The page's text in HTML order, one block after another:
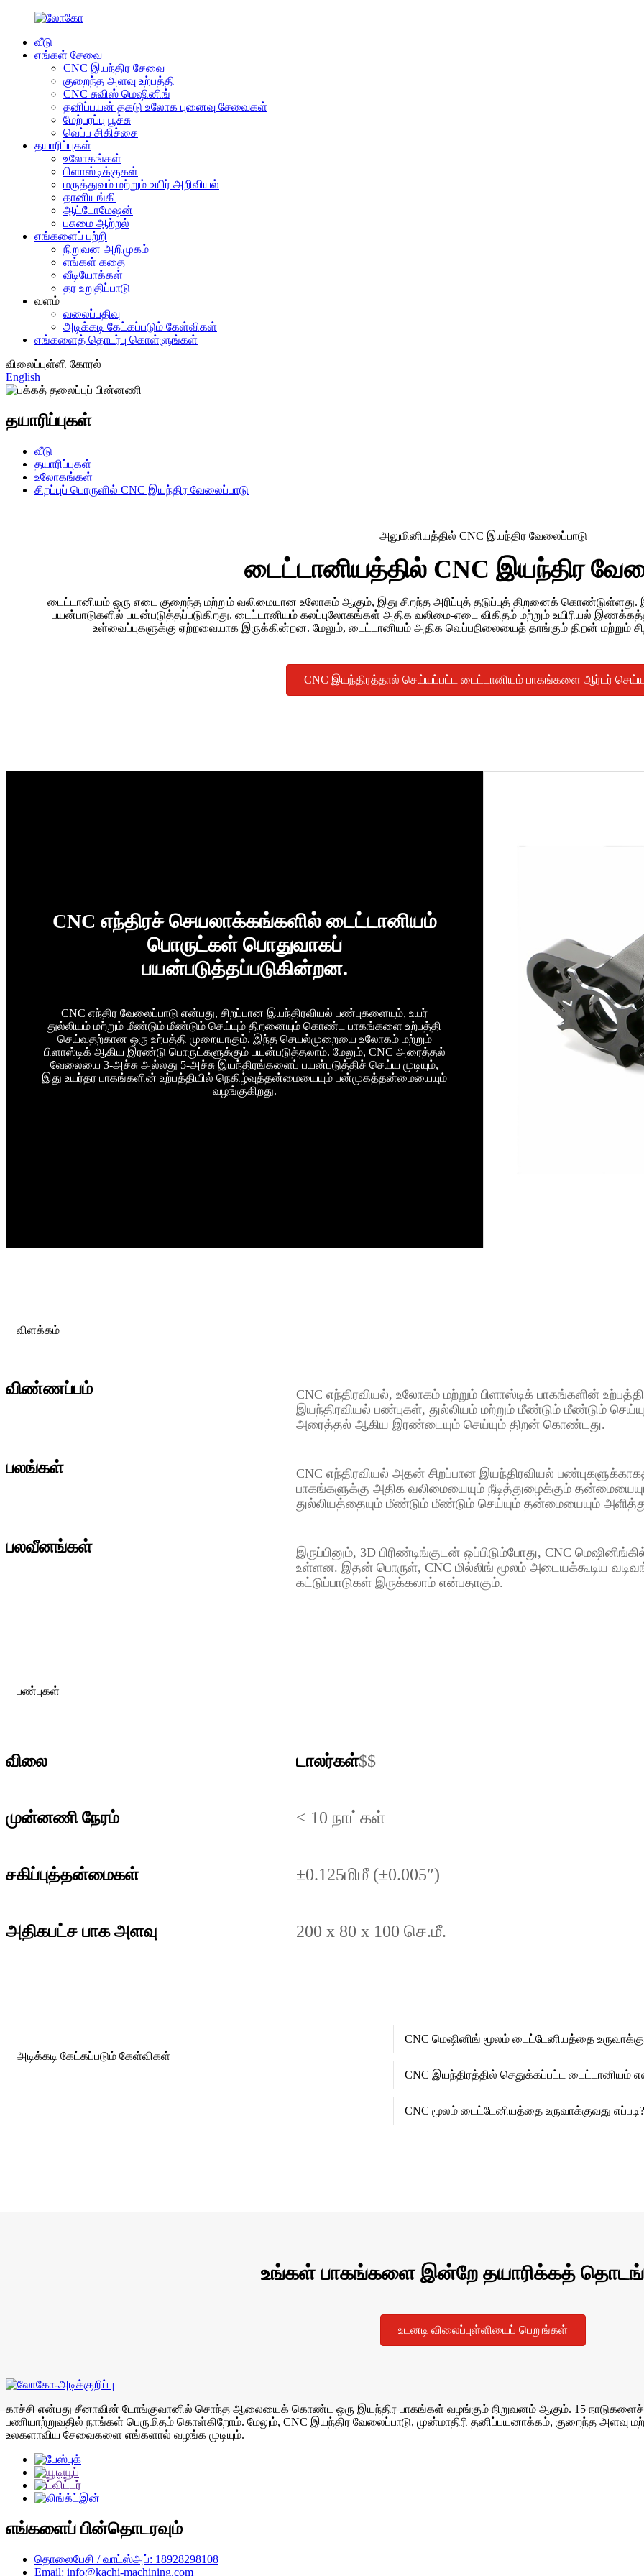
வீடு
எங்கள் சேவை
CNC இயந்திர சேவை
குறைந்த அளவு உற்பத்தி
CNC சுவிஸ் மெஷினிங்
தனிப்பயன் தகடு உலோக புனைவு சேவைகள்
மேற்பரப்பு பூச்சு
வெப்ப சிகிச்சை
தயாரிப்புகள்
உலோகங்கள்
பிளாஸ்டிக்குகள்
மருத்துவம் மற்றும் உயிர் அறிவியல்
தானியங்கி
ஆட்டோமேஷன்
பசுமை ஆற்றல்
எங்களைப் பற்றி
நிறுவன அறிமுகம்
எங்கள் கதை
வீடியோக்கள்
தர உறுதிப்பாடு
வளம்
வலைப்பதிவு
அடிக்கடி கேட்கப்படும் கேள்விகள்
எங்களைத் தொடர்பு கொள்ளுங்கள்
விலைப்புள்ளி கோரல்
English
தயாரிப்புகள்
வீடு
தயாரிப்புகள்
உலோகங்கள்
சிறப்புப் பொருளில் CNC இயந்திர வேலைப்பாடு
அலுமினியத்தில் CNC இயந்திர வேலைப்பாடு
டைட்டானியத்தில் CNC இயந்திர
டைட்டானியம் ஒரு எடை குறைந்த மற்றும் வலிமையான உலோகம் ஆகும், இது சிறந்த அரிப்புத் தடுப்புத் திறனைக் கொண்டுள்ளது.
பயன்பாடுகளில் பயன்படுத்தப்படுகிறது. டைட்டானியம் கலப்புலோகங்கள் அதிக வலிமை-எடை விகிதம் மற்றும் உயிரியல்
உள்வைப்புகளுக்கு ஏற்றவையாக இருக்கின்றன. மேலும், டைட்டானியம் அதிக வெப்பநிலையைத் தாங்கும் திறன் மற்றும்
CNC இயந்திரத்தால் செய்யப்பட்ட டைட்டானியம் பாகங்களை ஆர்டர்
CNC எந்திரச் செயலாக்கங்களில் டைட்டானியம்
பொருட்கள் பொதுவாகப்
பயன்படுத்தப்படுகின்றன.
CNC எந்திர வேலைப்பாடு என்பது, சிறப்பான இயந்திரவியல் பண்புகளையும், உயர்
துல்லியம் மற்றும் மீண்டும் மீண்டும் செய்யும் திறனையும் கொண்ட பாகங்களை உற்பத்தி
செய்வதற்கான ஒரு உற்பத்தி முறையாகும். இந்த செயல்முறையை உலோகம் மற்றும்
பிளாஸ்டிக் ஆகிய இரண்டு பொருட்களுக்கும் பயன்படுத்தலாம். மேலும், CNC அரைத்தல்
வேலையை 3-அச்சு அல்லது 5-அச்சு இயந்திரங்களைப் பயன்படுத்திச் செய்ய முடியும்,
இது உயர்தர பாகங்களின் உற்பத்தியில் நெகிழ்வுத்தன்மையையும் பன்முகத்தன்மையையும்
வழங்குகிறது.
விளக்கம்
விண்ணப்பம்
CNC எந்திரவியல், உலோகம் மற்றும் பிளாஸ்டிக் பாகங்களின்
இயந்திரவியல் பண்புகள், துல்லியம் மற்றும் மீண்டும் மீண்டும்
அரைத்தல் ஆகிய இரண்டையும் செய்யும் திறன் கொண்டது.
பலங்கள்
CNC எந்திரவியல் அதன் சிறப்பான இயந்திரவியல்
பாகங்களுக்கு அதிக வலிமையையும் நீடித்துழைக்கும்
துல்லியத்தையும் மீண்டும் மீண்டும் செய்யும் தன்மையையும் அளித்து,
பலவீனங்கள்
இருப்பினும், 3D பிரிண்டிங்குடன் ஒப்பிடும்போது, ​​CNC
உள்ளன. இதன் பொருள், CNC மில்லிங் மூலம் அடையக்கூடிய
கட்டுப்பாடுகள் இருக்கலாம் என்பதாகும்.
பண்புகள்
விலை டாலர்கள்$$
முன்னணி நேரம் < 10 நாட்கள்
சகிப்புத்தன்மைகள் ±0.125மிமீ (±0.005″)
அதிகபட்ச பாக அளவு 200 x 80 x 100 செ.மீ.
அடிக்கடி கேட்கப்படும் கேள்விகள்
CNC மெஷினிங் மூலம் டைட்டேனியத்தை
CNC இயந்திரத்தில் செதுக்கப்பட்ட டைட்டானியம்
CNC மூலம் டைட்டேனியத்தை உருவாக்குவது
உங்கள் பாகங்களை இன்றே தயாரிக்கத்
உடனடி விலைப்புள்ளியைப் பெறுங்கள்
காச்சி என்பது சீனாவின் டோங்குவானில் சொந்த ஆலையைக் கொண்ட ஒரு இயந்திர பாகங்கள் வழங்கும் நிறுவனம் ஆகும். 15 நாடுகளைச்
பணியாற்றுவதில் நாங்கள் பெருமிதம் கொள்கிறோம். மேலும், CNC இயந்திர வேலைப்பாடு, முன்மாதிரி தனிப்பயனாக்கம், குறைந்த அளவு
உலகளாவிய சேவைகளை எங்களால் வழங்க முடியும்.
எங்களைப் பின்தொடரவும்
தொலைபேசி / வாட்ஸ்அப்: 18928298108
Email: info@kachi-machining.com